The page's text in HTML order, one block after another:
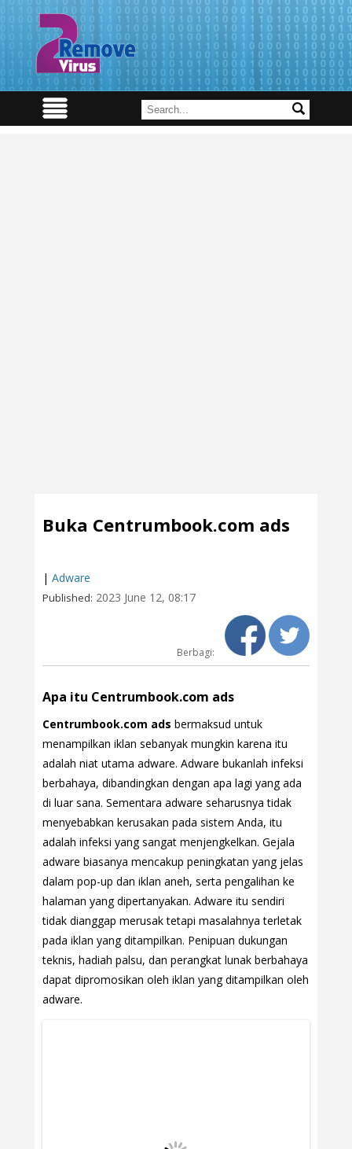
Buka Centrumbook.com ads
| Adware
Published: 2023 June 12, 08:17
Berbagi:
Apa itu Centrumbook.com ads
Centrumbook.com ads bermaksud untuk
menampilkan iklan sebanyak mungkin karena itu
adalah niat utama adware. Adware bukanlah infeksi
berbahaya, dibandingkan dengan apa lagi yang ada
di luar sana. Sementara adware seharusnya tidak
menyebabkan kerusakan pada sistem Anda, itu
adalah infeksi yang sangat menjengkelkan. Gejala
adware biasanya mencakup peningkatan yang jelas
dalam pop-up dan iklan aneh, serta pengalihan ke
halaman yang dipertanyakan. Adware itu sendiri
tidak dianggap merusak tetapi masalahnya terletak
pada iklan yang ditampilkan. Penipuan dukungan
teknis, hadiah palsu, dan perangkat lunak berbahaya
dapat dipromosikan oleh iklan yang ditampilkan oleh
adware.